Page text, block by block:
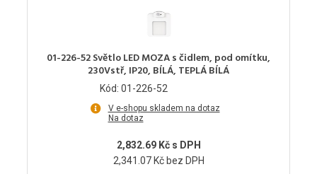
01-226-52 Světlo LED MOZA s čidlem, pod omítku,
230Vstř, IP20, BÍLÁ, TEPLÁ BÍLÁ
Kód: 01-226-52
V e-shopu skladem na dotaz
Na dotaz
2,832.69 Kč s DPH
2,341.07 Kč bez DPH